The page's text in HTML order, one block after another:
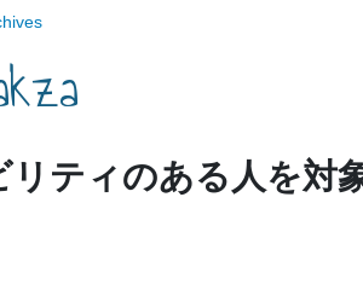
ティのある人を対